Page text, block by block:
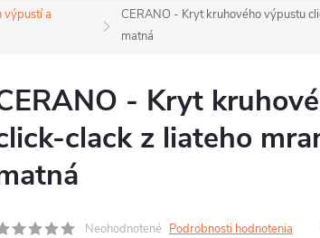
výpustí a
CERANO - Kryt kruhového výpustu
matná
- Kryt
clack z liateho
Neohodnotené Podrobnosti hodnotenia